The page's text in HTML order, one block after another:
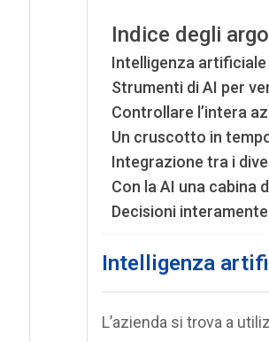
Indice degli
Intelligenza artificiale
Strumenti di AI per
Controllare l’intera
Un cruscotto in
Integrazione tra i
Con la AI una cabina
Decisioni
Intelligenza
L’azienda si trova a